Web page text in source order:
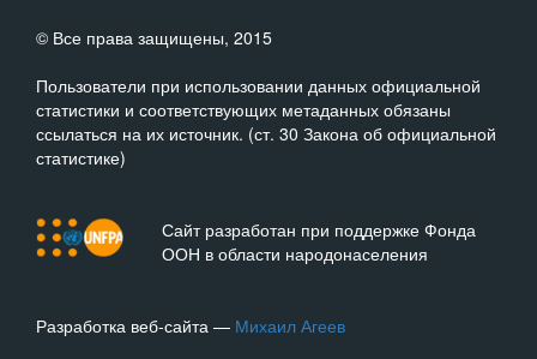
© Все права защищены, 2015
Пользователи при использовании данных официальной
статистики и соответствующих метаданных обязаны
ссылаться на их источник. (ст. 30 Закона об официальной
статистике)
Сайт разработан при поддержке Фонда
ООН в области народонаселения
Разработка веб-сайта — Михаил Агеев